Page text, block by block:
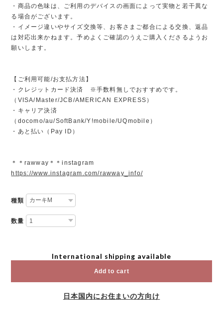
・商品の色味は、ご利用のデバイスの画面によって実物と若干異な
る場合がございます。
・イメージ違いやサイズ交換等、お客さまご都合による交換、返品
は対応出来かねます。予めよくご確認のうえご購入くださるようお
願いします。
【ご利用可能/お支払方法】
・クレジットカード決済 ※手数料無しでおすすめです。
（VISA/Master/JCB/AMERICAN EXPRESS）
・キャリア決済
（docomo/au/SoftBank/Y!mobile/UQmobile）
・あと払い（Pay ID）
＊＊rawway＊＊instagram
https://www.instagram.com/rawway_info/
種類
数量
International shipping available
Add to cart
日本国内にお住まいの方向け